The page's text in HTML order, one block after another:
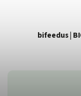
bifeedus |